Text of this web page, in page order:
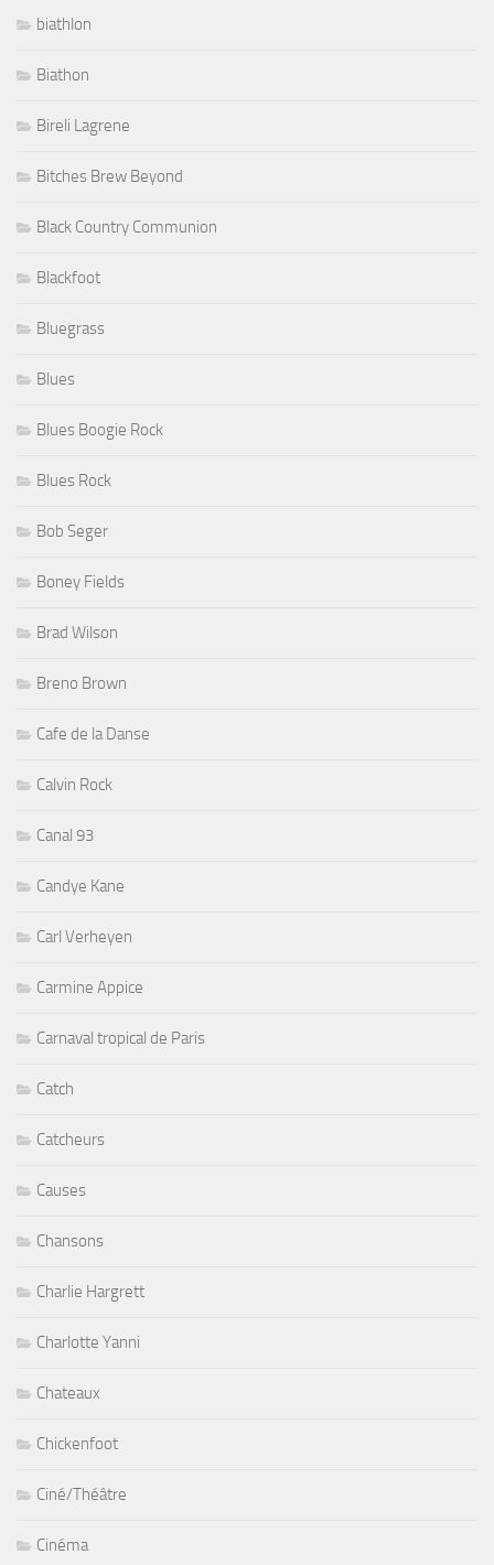
biathlon
Biathon
Bireli Lagrene
Bitches Brew Beyond
Black Country Communion
Blackfoot
Bluegrass
Blues
Blues Boogie Rock
Blues Rock
Bob Seger
Boney Fields
Brad Wilson
Breno Brown
Cafe de la Danse
Calvin Rock
Canal 93
Candye Kane
Carl Verheyen
Carmine Appice
Carnaval tropical de Paris
Catch
Catcheurs
Causes
Chansons
Charlie Hargrett
Charlotte Yanni
Chateaux
Chickenfoot
Ciné/Théâtre
Cinéma